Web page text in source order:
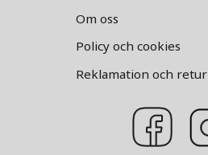
Om oss
Policy och cookies
Reklamation och retur